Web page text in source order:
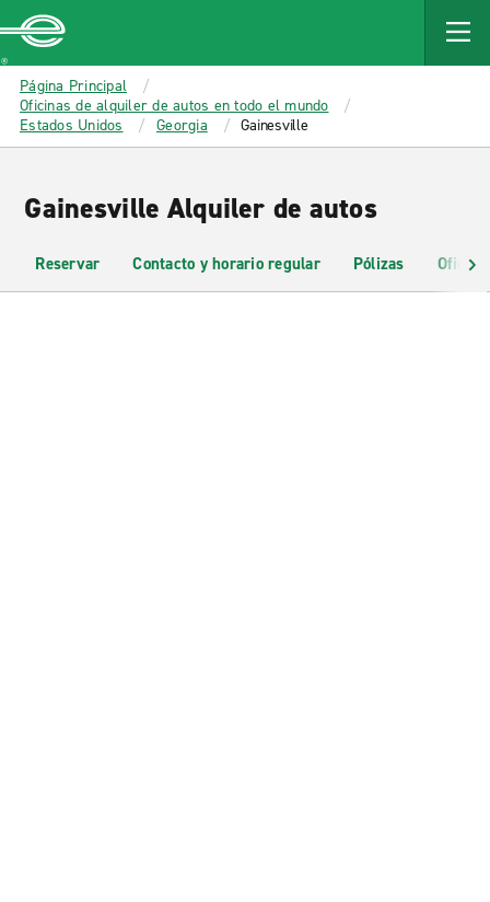
MAIN
CONTENT
Enterprise
Página Principal
Oficinas de alquiler de autos en todo el mundo
Estados Unidos
Georgia Gainesville
Gainesville Alquiler de autos
Reservar Contacto y horario regular Pólizas